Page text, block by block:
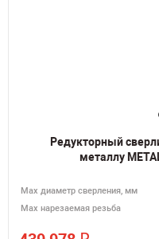
Редукторный
металлу
Мах диаметр сверления, мм
Мах нарезаемая резьба